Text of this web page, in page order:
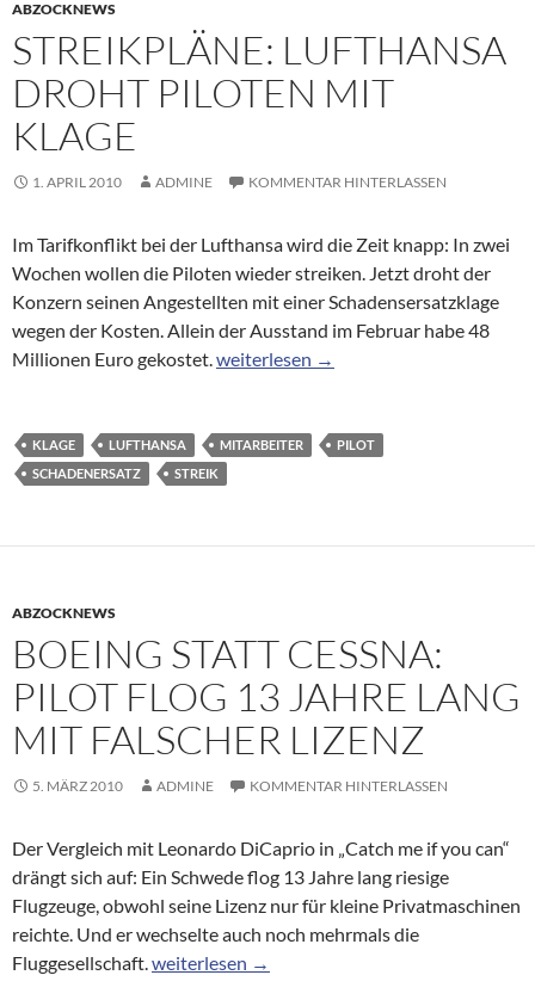
ABZOCKNEWS
STREIKPLÄNE: LUFTHANSA
DROHT PILOTEN MIT
KLAGE
1. APRIL 2010 ADMINE KOMMENTAR HINTERLASSEN
Im Tarifkonflikt bei der Lufthansa wird die Zeit knapp: In zwei
Wochen wollen die Piloten wieder streiken. Jetzt droht der
Konzern seinen Angestellten mit einer Schadensersatzklage
wegen der Kosten. Allein der Ausstand im Februar habe 48
Millionen Euro gekostet.Streikpläne: Lufthansa droht Piloten
weiterlesen →
KLAGE LUFTHANSA MITARBEITER
PILOT
SCHADENERSATZ
STREIK
ABZOCKNEWS
BOEING STATT CESSNA:
PILOT FLOG 13 JAHRE LANG
MIT FALSCHER LIZENZ
5. MÄRZ 2010 ADMINE KOMMENTAR HINTERLASSEN
Der Vergleich mit Leonardo DiCaprio in „Catch me if you can“
drängt sich auf: Ein Schwede flog 13 Jahre lang riesige
Flugzeuge, obwohl seine Lizenz nur für kleine Privatmaschinen
reichte. Und er wechselte auch noch mehrmals die
Fluggesellschaft.Boeing statt Cessna: Pilot flog 13 Jahre lang
weiterlesen →